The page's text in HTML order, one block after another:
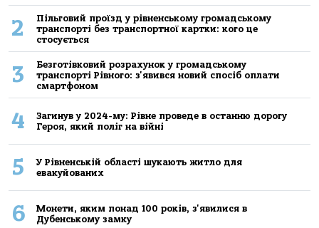
2
Пільговий проїзд у рівненському громадському
транспорті без транспортної картки: кого це
стосується
3
Безготівковий розрахунок у громадському
транспорті Рівного: з'явився новий спосіб оплати
смартфоном
4
Загинув у 2024-му: Рівне проведе в останню дорогу
Героя, який поліг на війні
5
У Рівненській області шукають житло для
евакуйованих
6
Монети, яким понад 100 років, з'явилися в
Дубенському замку